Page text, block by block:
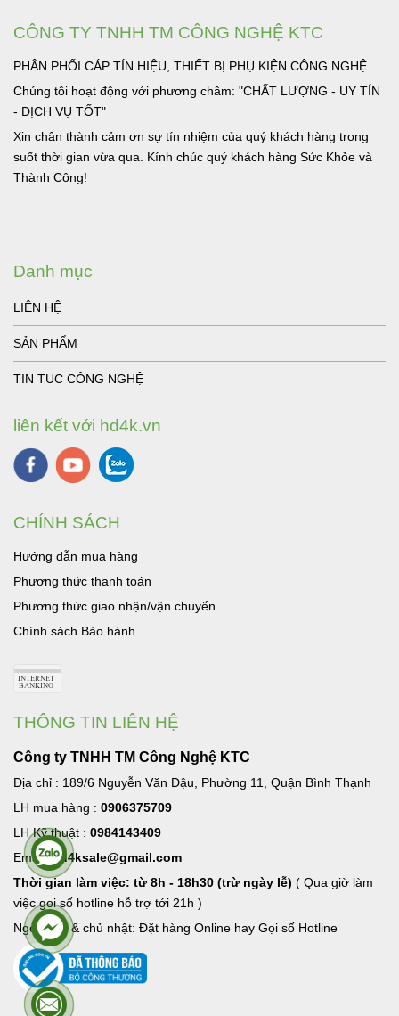
CÔNG TY TNHH TM CÔNG NGHỆ KTC
PHÂN PHỐI CÁP TÍN HIỆU, THIẾT BỊ PHỤ KIỆN CÔNG NGHỆ
Chúng tôi hoạt động với phương châm: "CHẤT LƯỢNG - UY TÍN
- DỊCH VỤ TỐT"
Xin chân thành cảm ơn sự tín nhiệm của quý khách hàng trong
suốt thời gian vừa qua. Kính chúc quý khách hàng Sức Khỏe và
Thành Công!
Danh mục
LIÊN HỆ
SẢN PHẨM
TIN TUC CÔNG NGHỆ
liên kết với hd4k.vn
CHÍNH SÁCH
Hướng dẫn mua hàng
Phương thức thanh toán
Phương thức giao nhận/vận chuyển
Chính sách Bảo hành
THÔNG TIN LIÊN HỆ
Công ty TNHH TM Công Nghệ KTC
Địa chỉ : 189/6 Nguyễn Văn Đậu, Phường 11, Quận Bình Thạnh
LH mua hàng : 0906375709
LH Kỹ thuật : 0984143409
Email:hd4ksale@gmail.com
Thời gian làm việc: từ 8h - 18h30 (trừ ngày lễ) ( Qua giờ làm
việc goi số hotline hỗ trợ tới 21h )
Ngoài giờ & chủ nhật: Đặt hàng Online hay Gọi số Hotline